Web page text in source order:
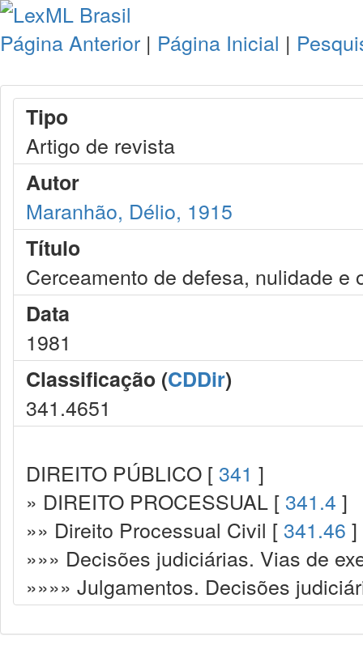
Página Anterior | Página Inicial |
Tipo
Artigo de revista
Autor
Maranhão, Délio, 1915
Título
Cerceamento de defesa, nulidade e
Data
1981
Classificação (CDDir)
341.4651
DIREITO PÚBLICO [ 341 ]
» DIREITO PROCESSUAL [ 341.4 ]
»» Direito Processual Civil [ 341.46 ]
»»» Decisões judiciárias. Vias de
»»»» Julgamentos. Decisões